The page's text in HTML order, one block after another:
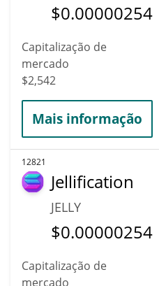
$0.00000254
Capitalização de
mercado
$2,542
Mais informação
12821
Jellification
JELLY
$0.00000254
Capitalização de
mercado